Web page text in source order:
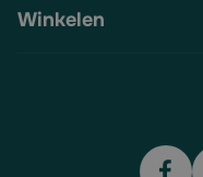
Winkelen